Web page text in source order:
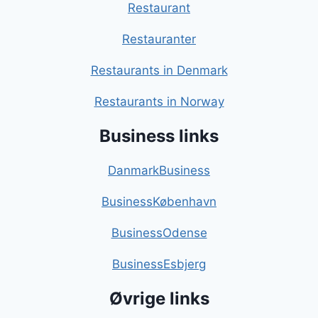
Restaurant
Restauranter
Restaurants in Denmark
Restaurants in Norway
Business links
DanmarkBusiness
BusinessKøbenhavn
BusinessOdense
BusinessEsbjerg
Øvrige links